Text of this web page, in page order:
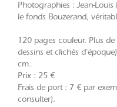
Photographies : Jean-
le fonds Bouzerand,
120 pages couleur. Plus
dessins et clichés
cm.
Prix : 25 €
Frais de port : 7 € par
consulter).